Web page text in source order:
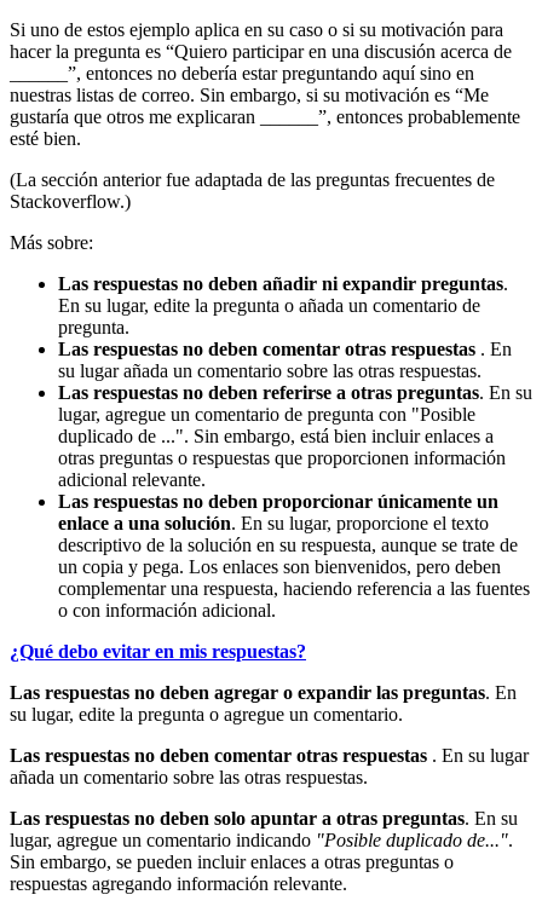
Si uno de estos ejemplo aplica en su caso o si su motivación para
hacer la pregunta es “Quiero participar en una discusión acerca de
______”, entonces no debería estar preguntando aquí sino en
nuestras listas de correo. Sin embargo, si su motivación es “Me
gustaría que otros me explicaran ______”, entonces probablemente
esté bien.
(La sección anterior fue adaptada de las preguntas frecuentes de
Stackoverflow.)
Más sobre:
Las respuestas no deben añadir ni expandir preguntas.
En su lugar, edite la pregunta o añada un comentario de
pregunta.
Las respuestas no deben comentar otras respuestas . En
su lugar añada un comentario sobre las otras respuestas.
Las respuestas no deben referirse a otras preguntas. En su
lugar, agregue un comentario de pregunta con "Posible
duplicado de ...". Sin embargo, está bien incluir enlaces a
otras preguntas o respuestas que proporcionen información
adicional relevante.
Las respuestas no deben proporcionar únicamente un
enlace a una solución. En su lugar, proporcione el texto
descriptivo de la solución en su respuesta, aunque se trate de
un copia y pega. Los enlaces son bienvenidos, pero deben
complementar una respuesta, haciendo referencia a las fuentes
o con información adicional.
¿Qué debo evitar en mis respuestas?
Las respuestas no deben agregar o expandir las preguntas. En
su lugar, edite la pregunta o agregue un comentario.
Las respuestas no deben comentar otras respuestas . En su lugar
añada un comentario sobre las otras respuestas.
Las respuestas no deben solo apuntar a otras preguntas. En su
lugar, agregue un comentario indicando "Posible duplicado de...".
Sin embargo, se pueden incluir enlaces a otras preguntas o
respuestas agregando información relevante.